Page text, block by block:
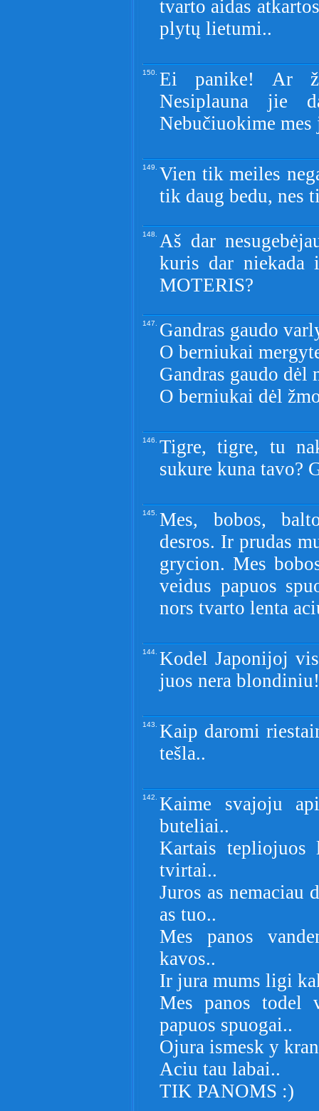
tvarto aidas
plytų lietumi..
150. Ei panike! Ar
Nesiplauna jie
Nebučiuokime
149. Vien tik meiles
tik daug bedu, nes
148. Aš dar
kuris dar niekada
MOTERIS?
147. Gandras gaudo
O berniukai
Gandras gaudo dėl
O berniukai dėl
146. Tigre, tigre, tu
sukure kuna tavo?
145. Mes, bobos,
desros. Ir prudas
grycion. Mes
veidus papuos
nors tvarto lenta
144. Kodel Japonijoj
juos nera
143. Kaip daromi
tešla..
142. Kaime svajoju
buteliai..
Kartais
tvirtai..
Juros as nemaciau
as tuo..
Mes panos
kavos..
Ir jura mums ligi
Mes panos todel
papuos spuogai..
Ojura ismesk y
Aciu tau labai..
TIK PANOMS :)